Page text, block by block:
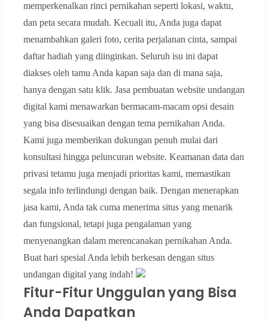
memperkenalkan rinci pernikahan seperti lokasi, waktu,
dan peta secara mudah. Kecuali itu, Anda juga dapat
menambahkan galeri foto, cerita perjalanan cinta, sampai
daftar hadiah yang diinginkan. Seluruh isu ini dapat
diakses oleh tamu Anda kapan saja dan di mana saja,
hanya dengan satu klik. Jasa pembuatan website undangan
digital kami menawarkan bermacam-macam opsi desain
yang bisa disesuaikan dengan tema pernikahan Anda.
Kami juga memberikan dukungan penuh mulai dari
konsultasi hingga peluncuran website. Keamanan data dan
privasi tetamu juga menjadi prioritas kami, memastikan
segala info terlindungi dengan baik. Dengan menerapkan
jasa kami, Anda tak cuma menerima situs yang menarik
dan fungsional, tetapi juga pengalaman yang
menyenangkan dalam merencanakan pernikahan Anda.
Buat hari spesial Anda lebih berkesan dengan situs
undangan digital yang indah!
Fitur-Fitur Unggulan yang Bisa
Anda Dapatkan